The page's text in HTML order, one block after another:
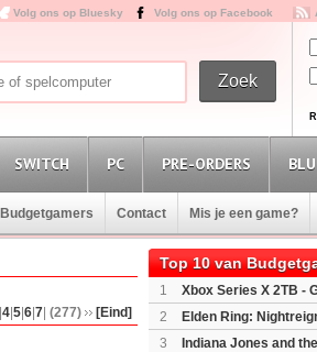
Volg ons op Bluesky Volg ons op Facebook
SWITCH PC PRE-ORDERS
Budgetgamers Contact Mis je een game?
4 5 6 7 (277) [Eind]
Top 10 van
1
Xbox Series X 2TB -
(XboxSeriesX)
2 Elden Ring:
3
Indiana Jones and